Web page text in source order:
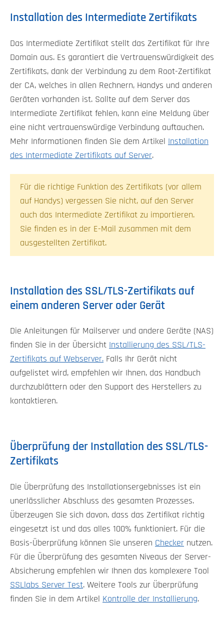
Installation des Intermediate Zertifikats
Das Intermediate Zertifikat stellt das Zertifikat für Ihre
Domain aus. Es garantiert die Vertrauenswürdigkeit des
Zertifikats, dank der Verbindung zu dem Root-Zertifikat
der CA, welches in allen Rechnern, Handys und anderen
Geräten vorhanden ist. Sollte auf dem Server das
Intermediate Zertifikat fehlen, kann eine Meldung über
eine nicht vertrauenswürdige Verbindung auftauchen.
Mehr Informationen finden Sie dem Artikel Installation
des Intermediate Zertifikats auf Server.
Für die richtige Funktion des Zertifikats (vor allem
auf Handys) vergessen Sie nicht, auf den Server
auch das Intermediate Zertifikat zu importieren.
Sie finden es in der E-Mail zusammen mit dem
ausgestellten Zertifikat.
Installation des SSL/TLS-Zertifikats auf
einem anderen Server oder Gerät
Die Anleitungen für Mailserver und andere Geräte (NAS)
finden Sie in der Übersicht Installierung des SSL/TLS-
Zertifikats auf Webserver. Falls Ihr Gerät nicht
aufgelistet wird, empfehlen wir Ihnen, das Handbuch
durchzublättern oder den Support des Herstellers zu
kontaktieren.
Überprüfung der Installation des SSL/TLS-
Zertifikats
Die Überprüfung des Installationsergebnisses ist ein
unerlässlicher Abschluss des gesamten Prozesses.
Überzeugen Sie sich davon, dass das Zertifikat richtig
eingesetzt ist und das alles 100% funktioniert. Für die
Basis-Überprüfung können Sie unseren Checker nutzen.
Für die Überprüfung des gesamten Niveaus der Server-
Absicherung empfehlen wir Ihnen das komplexere Tool
SSLlabs Server Test. Weitere Tools zur Überprüfung
finden Sie in dem Artikel Kontrolle der Installierung.